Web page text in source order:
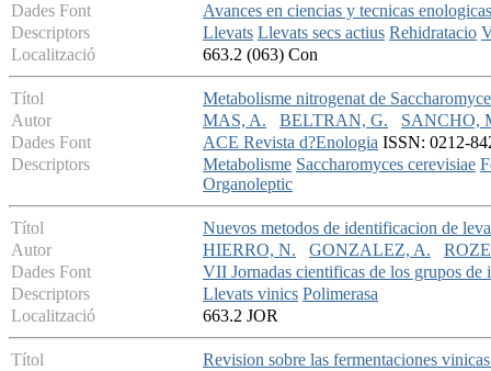
Dades Font
Avances en ciencias y tecnicas enologicas
Descriptors
Llevats Llevats secs actius Rehidratacio
Localització
663.2 (063) Con
Títol
Metabolisme nitrogenat de
Autor
MAS, A. BELTRAN, G.
SANCHO,
Dades Font
ACE Revista d?Enologia ISSN: 0212-
Descriptors
Metabolisme Saccharomyces cerevisiae
Organoleptic
Títol
Nuevos metodos de identificacion de
Autor
HIERRO, N. GONZALEZ, A.
Dades Font
VII Jornadas cientificas de los grupos de
Descriptors
Llevats vinics Polimerasa
Localització
663.2 JOR
Títol
Revision sobre las fermentaciones